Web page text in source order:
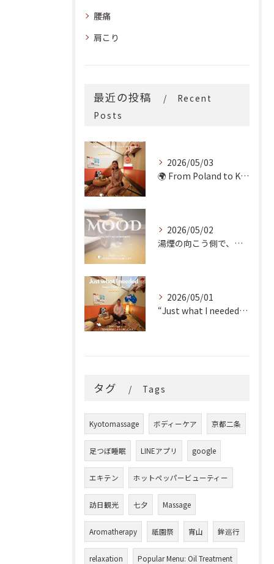
腰痛
肩こり
最近の投稿
Recent
Posts
2026/05/03
🌍 From Poland to Kyoto! 🇵🇱✨
2026/05/02
湯煙の向こう側で、魂の輪郭を整える。
2026/05/01
“Just what I needed!” ✨
タグ Tags
Kyotomassage ボディーケア 京都二条
足つぼ睡眠 LINEアプリ google
エキテン ホットペッパービューティー
訪日観光 七夕 Massage
Aromatherapy 祇園祭 宵山 鉾巡行
relaxation Popular Menu: Oil Treatment